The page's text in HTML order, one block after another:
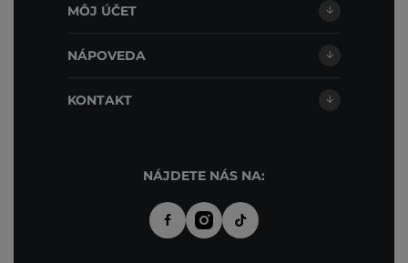
MÔJ ÚČET
NÁPOVEDA
KONTAKT
NÁJDETE NÁS NA: